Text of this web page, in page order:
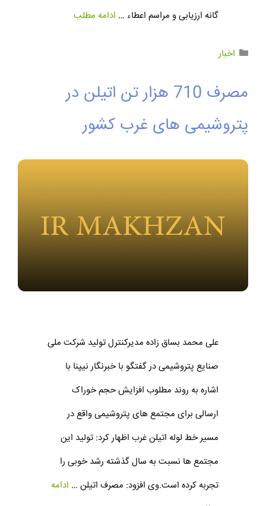
گانه ارزیابی و مراسم اعطاء … ادامه مطلب
اخبار
مصرف 710 هزار تن اتیلن در
پتروشیمی های غرب کشور
علی محمد بساق زاده مدیرکنترل تولید شرکت ملی
صنایع پتروشیمی در گفتگو با خبرنگار نیپنا با
اشاره به روند مطلوب افزایش حجم خوراک
ارسالی برای مجتمع های پتروشیمی واقع در
مسیر خط لوله اتیلن غرب اظهار کرد: تولید این
مجتمع ها نسبت به سال گذشته رشد خوبی را
تجربه کرده است.وی افزود: مصرف اتیلن … ادامه